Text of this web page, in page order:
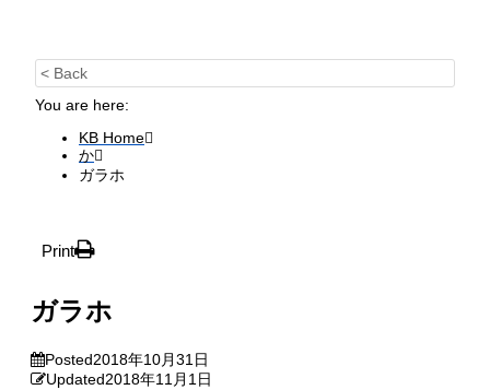
< Back
You are here:
KB Home
か
ガラホ
Print
ガラホ
Posted2018年10月31日
Updated2018年11月1日